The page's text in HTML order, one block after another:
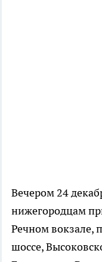
Вечером 24
нижегородцам
Речном вокзале,
шоссе,